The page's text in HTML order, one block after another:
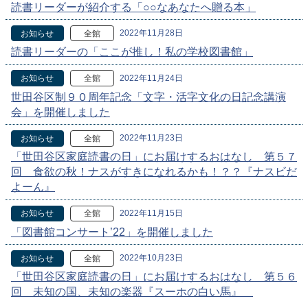
読書リーダーが紹介する「○○なあなたへ贈る本」
お知らせ 全館 2022年11月28日
読書リーダーの「ここが推し！私の学校図書館」
お知らせ 全館 2022年11月24日
世田谷区制９０周年記念「文字・活字文化の日記念講演
会」を開催しました
お知らせ 全館 2022年11月23日
「世田谷区家庭読書の日」にお届けするおはなし 第５７
回 食欲の秋！ナスがすきになれるかも！？？『ナスビだ
よーん』
お知らせ 全館 2022年11月15日
「図書館コンサート’22」を開催しました
お知らせ 全館 2022年10月23日
「世田谷区家庭読書の日」にお届けするおはなし 第５６
回 未知の国、未知の楽器『スーホの白い馬』